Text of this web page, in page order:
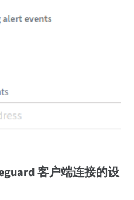
客户端连接的设